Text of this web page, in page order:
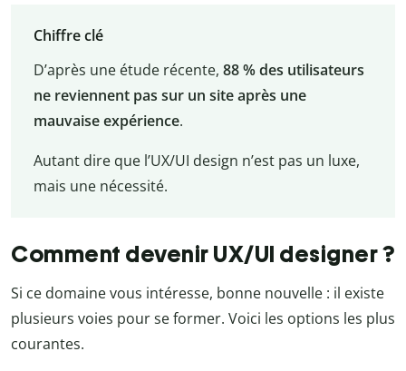
Chiffre clé
D’après une étude récente, 88 % des utilisateurs
ne reviennent pas sur un site après une
mauvaise expérience.
Autant dire que l’UX/UI design n’est pas un luxe,
mais une nécessité.
Comment devenir UX/UI designer ?
Si ce domaine vous intéresse, bonne nouvelle : il existe
plusieurs voies pour se former. Voici les options les plus
courantes.